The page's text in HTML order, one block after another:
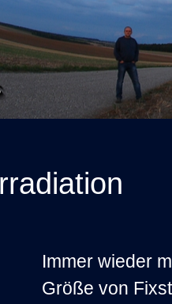
Immer wieder
Größe von